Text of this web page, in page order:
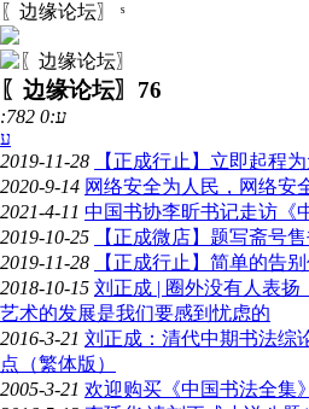
〖边缘论坛〗 ˢ
〖边缘论坛〗 76
:782 ע:0
ע
2019-11-28
【正成行止】立即起程
2020-9-14 网络安全为人民，网络安
2021-4-11 中国书协李昕书记走访《
2019-10-25
【正成微店】题写斋号
2019-11-28
【正成行止】简单的告
2018-10-15 刘正成 | 圈外没有人表
艺术的发展是我们要感到忧虑的
2016-3-21 刘正成：清代中期书法综
点（繁体版）
2005-3-21 欢迎购买《中国书法全集》